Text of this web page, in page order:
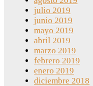
julio 2019
junio 2019
mayo 2019
abril 2019
marzo 2019
febrero 2019
enero 2019
diciembre 2018